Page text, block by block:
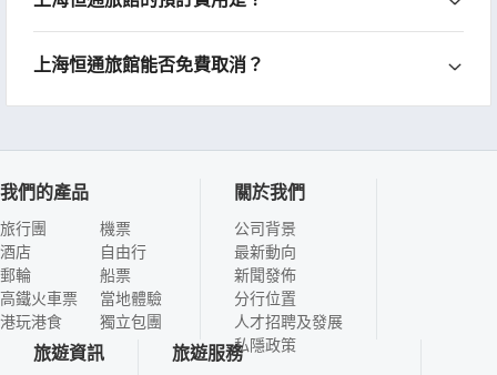
上海恒通旅館能否免費取消？
我們的產品
旅行團
酒店
郵輪
高鐵火車票
港玩港食
機票
自由行
船票
當地體驗
獨立包團
關於我們
公司背景
最新動向
新聞發佈
分行位置
人才招聘及發展
私隱政策
旅遊資訊 旅遊服務